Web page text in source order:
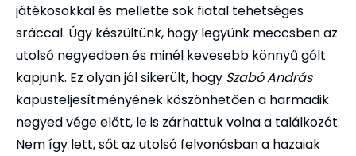
játékosokkal és mellette sok fiatal tehetséges
sráccal. Úgy készültünk, hogy legyünk meccsben az
utolsó negyedben és minél kevesebb könnyű gólt
kapjunk. Ez olyan jól sikerült, hogy Szabó András
kapusteljesítményének köszönhetően a harmadik
negyed vége előtt, le is zárhattuk volna a találkozót.
Nem így lett, sőt az utolsó felvonásban a hazaiak